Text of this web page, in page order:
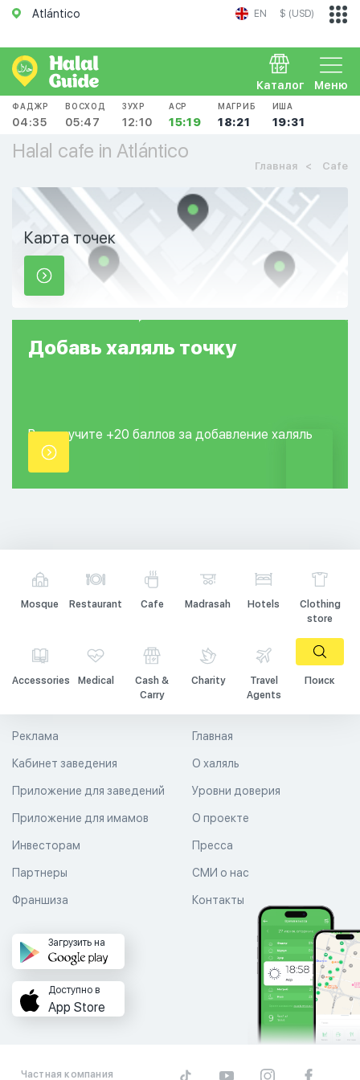
Atlántico EN $ (USD)
Меню
Каталог
ФАДЖР
04:35
ВОСХОД
05:47
ЗУХР
12:10
АСР
15:19
МАГРИБ
18:21
ИША
19:31
Halal cafe in Atlántico
Главная Cafe
Карта точек
Добавь халяль точку
Вы получите +20 баллов за добавление халяль
точки.
Mosque Restaurant Cafe Madrasah Hotels
Clothing
store
Accessories Medical
Cash &
Carry
Charity
Travel
Agents
Поиск
Главная
О халяль
Уровни доверия
Реклама
Кабинет заведения
Приложение для заведений
Приложение для имамов О проекте
Пресса
СМИ о нас
Контакты
Инвесторам
Партнеры
Франшиза
Загрузить на
Доступно в
App Store
Частная компания